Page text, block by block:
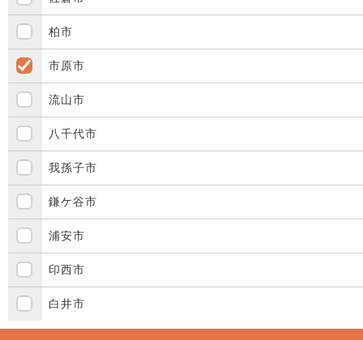
柏市
市原市
流山市
八千代市
我孫子市
鎌ケ谷市
浦安市
印西市
白井市